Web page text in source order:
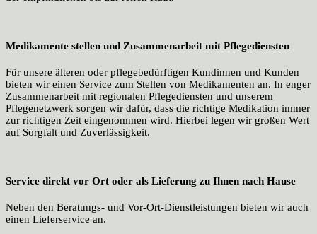
Medikamente stellen und Zusammenarbeit mit Pflegediensten
Für unsere älteren oder pflegebedürftigen Kundinnen und Kunden
bieten wir einen Service zum Stellen von Medikamenten an. In enger
Zusammenarbeit mit regionalen Pflegediensten und unserem
Pflegenetzwerk sorgen wir dafür, dass die richtige Medikation immer
zur richtigen Zeit eingenommen wird. Hierbei legen wir großen Wert
auf Sorgfalt und Zuverlässigkeit.
Service direkt vor Ort oder als Lieferung zu Ihnen nach Hause
Neben den Beratungs- und Vor-Ort-Dienstleistungen bieten wir auch
einen Lieferservice an.